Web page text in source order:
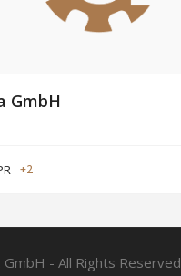
GmbH
+2
GmbH - All Rights Reserved